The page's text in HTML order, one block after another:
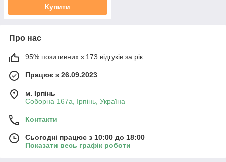
Купити
Про нас
95% позитивних з 173 відгуків за рік
Працює з 26.09.2023
м. Ірпінь
Соборна 167а, Ірпінь, Україна
Контакти
Сьогодні працює з 10:00 до 18:00
Показати весь графік роботи